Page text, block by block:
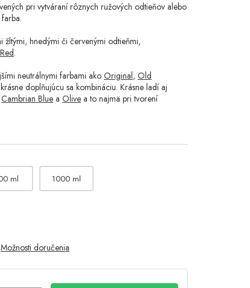
ml 1000 ml
Možnosti doručenia
pri vytváraní rôznych ružových odtieňov alebo
žltými, hnedými či červenými odtieňmi,
.
neutrálnymi farbami ako Original, Old
doplňujúcu sa kombináciu. Krásne ladí aj
Cambrian Blue a Olive a to najmä pri tvorení